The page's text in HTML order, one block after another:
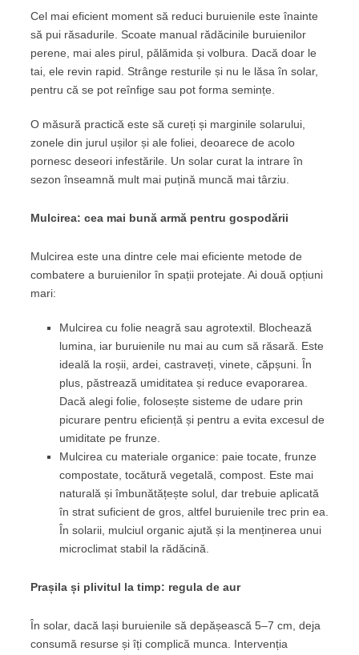
Cel mai eficient moment să reduci buruienile este înainte
să pui răsadurile. Scoate manual rădăcinile buruienilor
perene, mai ales pirul, pălămida și volbura. Dacă doar le
tai, ele revin rapid. Strânge resturile și nu le lăsa în solar,
pentru că se pot reînfige sau pot forma semințe.
O măsură practică este să cureți și marginile solarului,
zonele din jurul ușilor și ale foliei, deoarece de acolo
pornesc deseori infestările. Un solar curat la intrare în
sezon înseamnă mult mai puțină muncă mai târziu.
Mulcirea: cea mai bună armă pentru gospodării
Mulcirea este una dintre cele mai eficiente metode de
combatere a buruienilor în spații protejate. Ai două opțiuni
mari:
Mulcirea cu folie neagră sau agrotextil. Blochează
lumina, iar buruienile nu mai au cum să răsară. Este
ideală la roșii, ardei, castraveți, vinete, căpșuni. În
plus, păstrează umiditatea și reduce evaporarea.
Dacă alegi folie, folosește sisteme de udare prin
picurare pentru eficiență și pentru a evita excesul de
umiditate pe frunze.
Mulcirea cu materiale organice: paie tocate, frunze
compostate, tocătură vegetală, compost. Este mai
naturală și îmbunătățește solul, dar trebuie aplicată
în strat suficient de gros, altfel buruienile trec prin ea.
În solarii, mulciul organic ajută și la menținerea unui
microclimat stabil la rădăcină.
Prașila și plivitul la timp: regula de aur
În solar, dacă lași buruienile să depășească 5–7 cm, deja
consumă resurse și îți complică munca. Intervenția